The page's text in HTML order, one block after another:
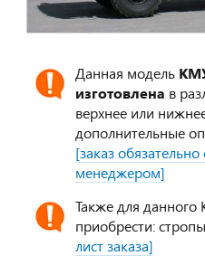
Данная модель
изготовлена в
верхнее или
дополнительные
[заказ
менеджером]
Также для
приобрести:
лист заказа]